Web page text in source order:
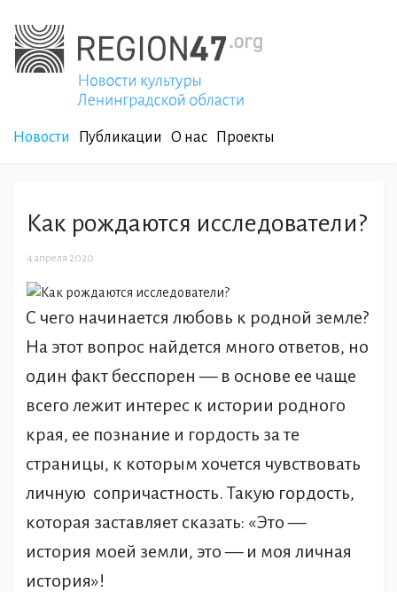
Новости Публикации О нас Проекты
Как рождаются исследователи?
4 апреля 2020
С чего начинается любовь к родной земле?
На этот вопрос найдется много ответов, но
один факт бесспорен — в основе ее чаще
всего лежит интерес к истории родного
края, ее познание и гордость за те
страницы, к которым хочется чувствовать
личную сопричастность. Такую гордость,
которая заставляет сказать: «Это —
история моей земли, это — и моя личная
история»!